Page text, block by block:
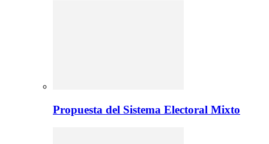
Propuesta del Sistema Electoral Mixto